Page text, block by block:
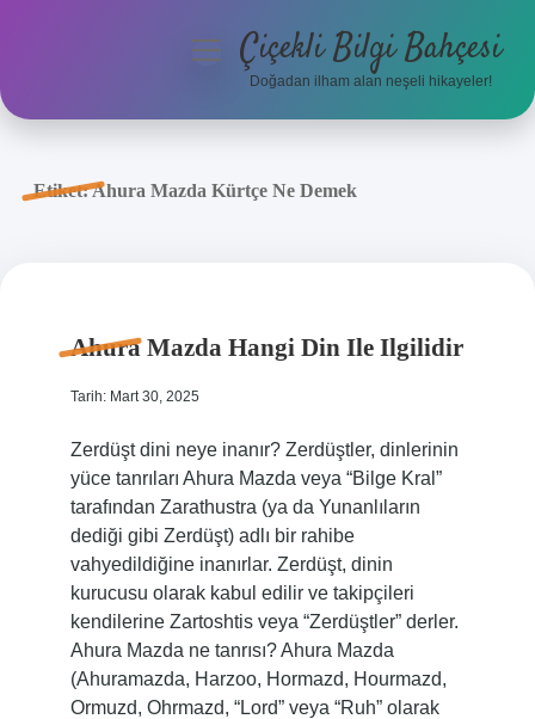
Anasayfa
menüyüÇiçekli Bilgi Bahçesi
Doğadan ilham alan neşeli hikayeler!
Etiket:Ahura Mazda Kürtçe Ne Demek
Ahura Mazda Hangi Din Ile Ilgilidir
Tarih: Mart 30, 2025
Zerdüşt dini neye inanır? Zerdüştler, dinlerinin
yüce tanrıları Ahura Mazda veya “Bilge Kral”
tarafından Zarathustra (ya da Yunanlıların
dediği gibi Zerdüşt) adlı bir rahibe
vahyedildiğine inanırlar. Zerdüşt, dinin
kurucusu olarak kabul edilir ve takipçileri
kendilerine Zartoshtis veya “Zerdüştler” derler.
Ahura Mazda ne tanrısı? Ahura Mazda
(Ahuramazda, Harzoo, Hormazd, Hourmazd,
Ormuzd, Ohrmazd, “Lord” veya “Ruh” olarak